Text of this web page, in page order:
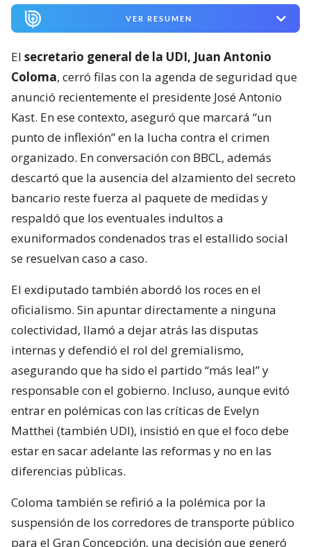
VER RESUMEN
El secretario general de la UDI, Juan Antonio
Coloma, cerró filas con la agenda de seguridad que
anunció recientemente el presidente José Antonio
Kast. En ese contexto, aseguró que marcará “un
punto de inflexión” en la lucha contra el crimen
organizado. En conversación con BBCL, además
descartó que la ausencia del alzamiento del secreto
bancario reste fuerza al paquete de medidas y
respaldó que los eventuales indultos a
exuniformados condenados tras el estallido social
se resuelvan caso a caso.
El exdiputado también abordó los roces en el
oficialismo. Sin apuntar directamente a ninguna
colectividad, llamó a dejar atrás las disputas
internas y defendió el rol del gremialismo,
asegurando que ha sido el partido “más leal” y
responsable con el gobierno. Incluso, aunque evitó
entrar en polémicas con las críticas de Evelyn
Matthei (también UDI), insistió en que el foco debe
estar en sacar adelante las reformas y no en las
diferencias públicas.
Coloma también se refirió a la polémica por la
suspensión de los corredores de transporte público
para el Gran Concepción, una decisión que generó